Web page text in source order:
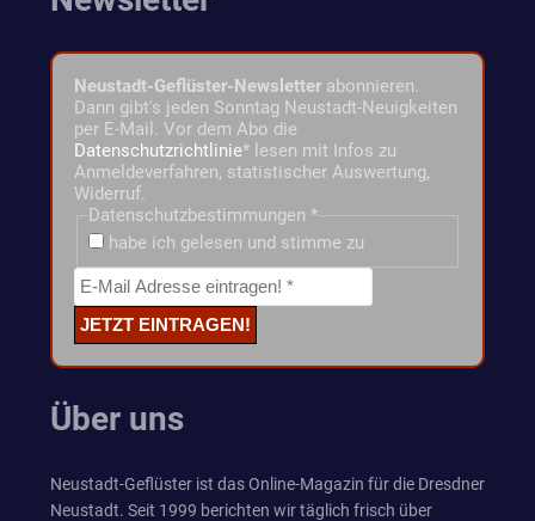
Neustadt-Geflüster-Newsletter abonnieren.
Dann gibt's jeden Sonntag Neustadt-Neuigkeiten
per E-Mail. Vor dem Abo die
Datenschutzrichtlinie* lesen mit Infos zu
Anmeldeverfahren, statistischer Auswertung,
Widerruf.
Datenschutzbestimmungen *
habe ich gelesen und stimme zu
Über uns
Neustadt-Geflüster ist das Online-Magazin für die Dresdner
Neustadt. Seit 1999 berichten wir täglich frisch über